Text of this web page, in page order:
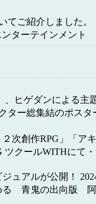
てご紹介しました。
ンターテインメント
、ヒゲダンによる主
ター総集結のポス
創作RPG」「アキ
クールWITHにて
ュアルが公開！
る 青鬼の出向版